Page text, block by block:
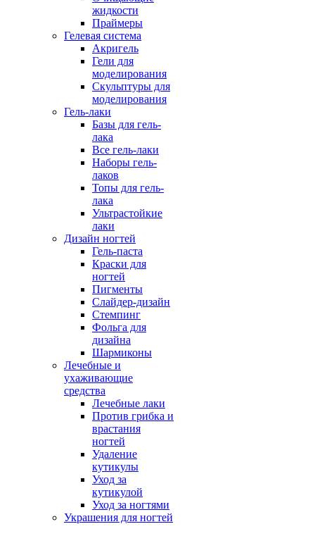
жидкости
Праймеры
Гелевая система
Акригель
Гели для
моделирования
Скульптуры для
моделирования
Гель-лаки
Базы для гель-
лака
Все гель-лаки
Наборы гель-
лаков
Топы для гель-
лака
Ультрастойкие
лаки
Дизайн ногтей
Гель-паста
Краски для
ногтей
Пигменты
Слайдер-дизайн
Стемпинг
Фольга для
дизайна
Шармиконы
Лечебные и
ухаживающие
средства
Лечебные лаки
Против грибка и
врастания
ногтей
Удаление
кутикулы
Уход за
кутикулой
Уход за ногтями
Украшения для ногтей